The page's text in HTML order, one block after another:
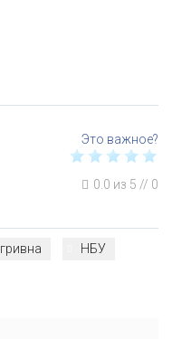
0.0 из 5 // 0
гривна НБУ